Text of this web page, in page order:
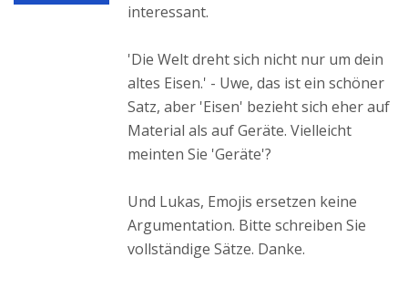
interessant.
'Die Welt dreht sich nicht nur um dein
altes Eisen.' - Uwe, das ist ein schöner
Satz, aber 'Eisen' bezieht sich eher auf
Material als auf Geräte. Vielleicht
meinten Sie 'Geräte'?
Und Lukas, Emojis ersetzen keine
Argumentation. Bitte schreiben Sie
vollständige Sätze. Danke.